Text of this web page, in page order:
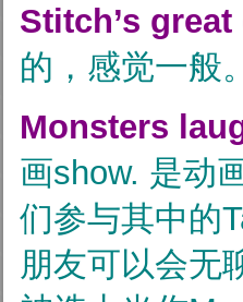
Stitch’s great
的，感觉一般。
Monsters
画show. 是动
们参与其中的
朋友可以会无